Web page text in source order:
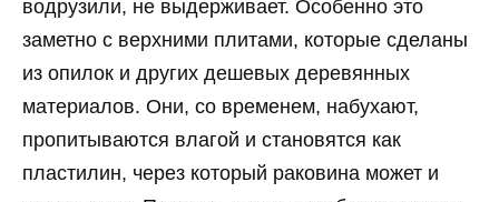
водрузили, не выдерживает. Особенно это
заметно с верхними плитами, которые сделаны
из опилок и других дешевых деревянных
материалов. Они, со временем, набухают,
пропитываются влагой и становятся как
пластилин, через который раковина может и